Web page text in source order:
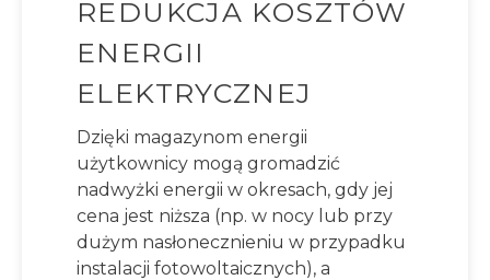
REDUKCJA KOSZTÓW
ENERGII
ELEKTRYCZNEJ
Dzięki magazynom energii
użytkownicy mogą gromadzić
nadwyżki energii w okresach, gdy jej
cena jest niższa (np. w nocy lub przy
dużym nasłonecznieniu w przypadku
instalacji fotowoltaicznych), a